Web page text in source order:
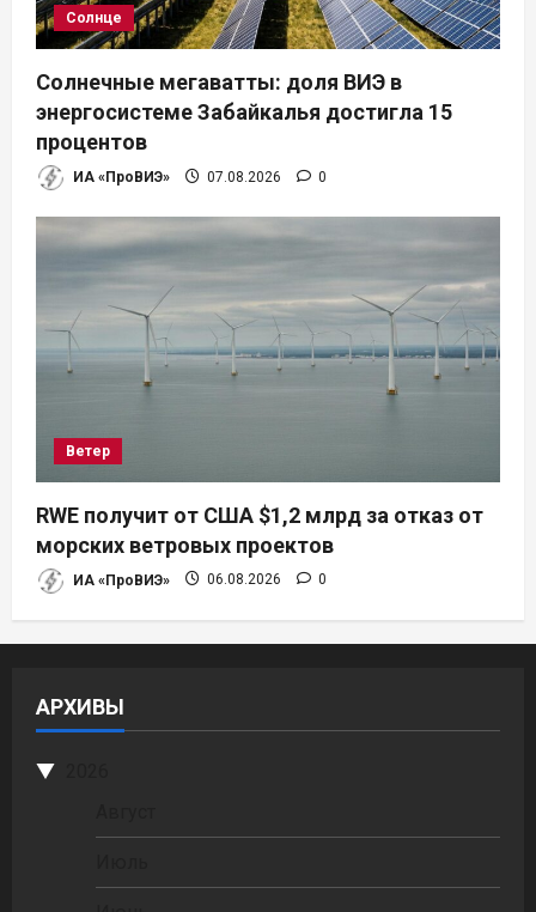
Солнце
Солнечные мегаватты: доля ВИЭ в
энергосистеме Забайкалья достигла 15
процентов
ИА «ПроВИЭ» 07.08.2026 0
Ветер
RWE получит от США $1,2 млрд за отказ от
морских ветровых проектов
ИА «ПроВИЭ» 06.08.2026 0
АРХИВЫ